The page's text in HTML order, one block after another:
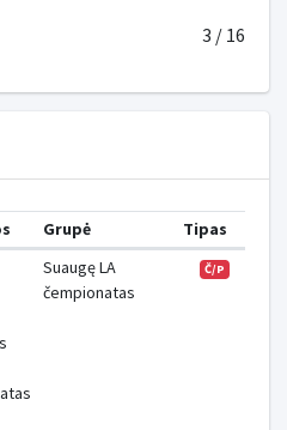
3 / 16
Grupė Tipas
Suaugę LA
čempionatas
Č/P